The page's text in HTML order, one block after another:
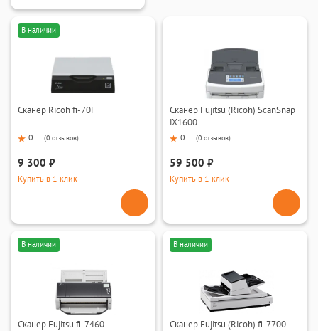
В наличии
Сканер Ricoh fi-70F
0 (0 отзывов)
9 300 ₽
Купить в 1 клик
Сканер Fujitsu (Ricoh) ScanSnap
iX1600
0 (0 отзывов)
59 500 ₽
Купить в 1 клик
В наличии
Сканер Fujitsu fi-7460
В наличии
Сканер Fujitsu (Ricoh) fi-7700